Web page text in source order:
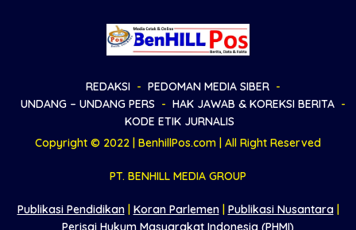
REDAKSI
PEDOMAN MEDIA SIBER
UNDANG – UNDANG PERS
HAK JAWAB & KOREKSI BERITA
KODE ETIK JURNALIS
Copyright © 2022 | BenhillPos.com | All Right Reserved
PT. BENHILL MEDIA GROUP
Publikasi Pendidikan| Koran Parlemen| Publikasi Nusantara|
Perisai Hukum Masyarakat Indonesia (PHMI)